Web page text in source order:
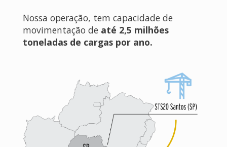
Nossa operação, tem capacidade de
movimentação de até 2,5 milhões
toneladas de cargas por ano.